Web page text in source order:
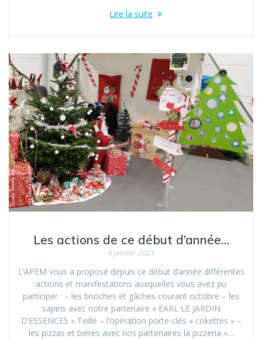
Lire la suite
Les actions de ce début d’année…
4 janvier 2023
L’APEM vous a proposé depuis ce début d’année différentes
actions et manifestations auxquelles vous avez pu
participer : – les brioches et gâches courant octobre – les
sapins avec notre partenaire « EARL LE JARDIN
D’ESSENCES » Teillé – l’opération porte-clés « cokettes » –
les pizzas et bières avec nos partenaires la pizzeria «…